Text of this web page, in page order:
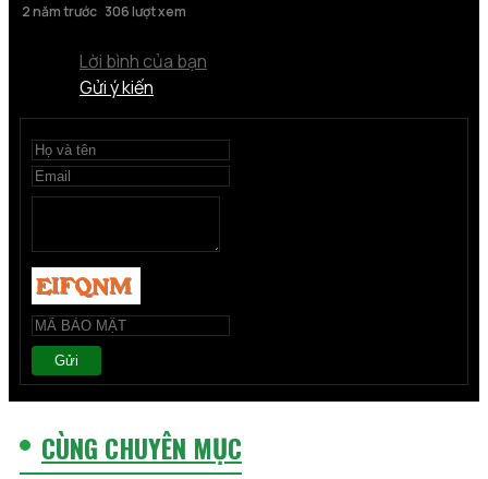
2 năm trước 306 lượt xem
Lời bình của bạn
Gửi ý kiến
Gửi
CÙNG CHUYÊN MỤC